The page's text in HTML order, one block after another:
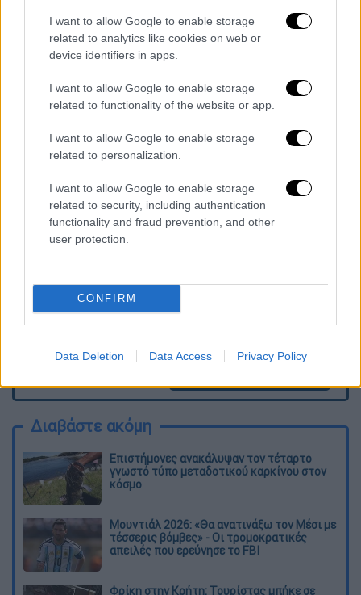
I want to allow Google to enable storage
related to analytics like cookies on web or
device identifiers in apps.
I want to allow Google to enable storage
related to functionality of the website or app.
I want to allow Google to enable storage
related to personalization.
I want to allow Google to enable storage
related to security, including authentication
functionality and fraud prevention, and other
user protection.
CONFIRM
Data Deletion Data Access Privacy Policy
Τα σχολιά σας δημοσιεύονται άμεσα με δική σας ευθύνη. Το
ΕΘΝΟΣ θα παρεμβαίνει και τα προσβλητικά σχόλια θα
διαγράφονται
Διαβάστε ακόμη
Επιστήμονες ανακάλυψαν τον τέταρτο
γνωστό τύπο μεταδοτικού καρκίνου στον
κόσμο
Μουντιάλ 2026: «Θα ανατινάξω τον Μέσι με
τέσσερις βόμβες» - Οι τρομοκρατικές
απειλές που ερεύνησε το FBI
Φρίκη στην Κρήτη: Τουρίστας μπήκε σε